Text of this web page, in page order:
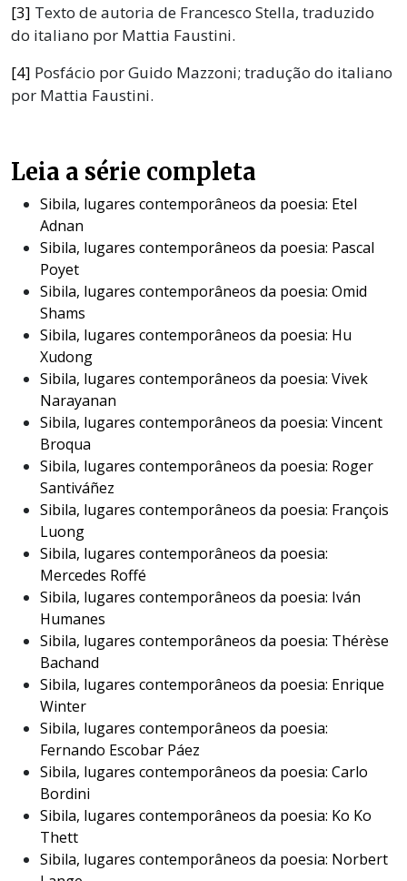
[3] Texto de autoria de Francesco Stella, traduzido
do italiano por Mattia Faustini.
[4] Posfácio por Guido Mazzoni; tradução do italiano
por Mattia Faustini.
Leia a série completa
Sibila, lugares contemporâneos da poesia: Etel
Adnan
Sibila, lugares contemporâneos da poesia: Pascal
Poyet
Sibila, lugares contemporâneos da poesia: Omid
Shams
Sibila, lugares contemporâneos da poesia: Hu
Xudong
Sibila, lugares contemporâneos da poesia: Vivek
Narayanan
Sibila, lugares contemporâneos da poesia: Vincent
Broqua
Sibila, lugares contemporâneos da poesia: Roger
Santiváñez
Sibila, lugares contemporâneos da poesia: François
Luong
Sibila, lugares contemporâneos da poesia:
Mercedes Roffé
Sibila, lugares contemporâneos da poesia: Iván
Humanes
Sibila, lugares contemporâneos da poesia: Thérèse
Bachand
Sibila, lugares contemporâneos da poesia: Enrique
Winter
Sibila, lugares contemporâneos da poesia:
Fernando Escobar Páez
Sibila, lugares contemporâneos da poesia: Carlo
Bordini
Sibila, lugares contemporâneos da poesia: Ko Ko
Thett
Sibila, lugares contemporâneos da poesia: Norbert